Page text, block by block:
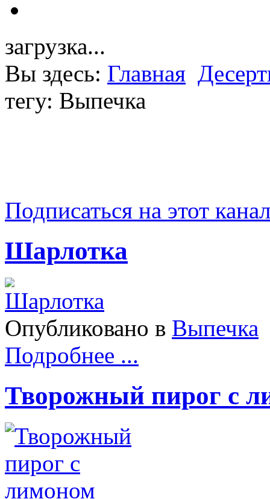
загрузка...
Вы здесь: Главная
тегу: Выпечка
Подписаться на этот
Шарлотка
Опубликовано в Выпечка
Подробнее ...
Творожный пирог с